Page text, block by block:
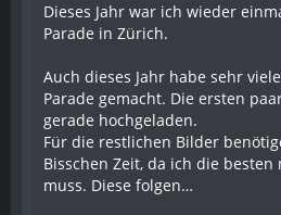
Dieses Jahr war ich wieder
Parade in Zürich.
Auch dieses Jahr habe sehr
Parade gemacht. Die ersten
gerade hochgeladen.
Für die restlichen Bilder
Bisschen Zeit, da ich die besten
muss. Diese folgen…